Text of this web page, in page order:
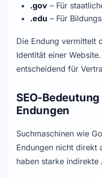
.gov – Für
.edu – Für
Die Endung vermittelt
Identität einer
entscheidend für
SEO-
Endungen
Suchmaschinen wie
Endungen nicht direkt
haben starke indirekte